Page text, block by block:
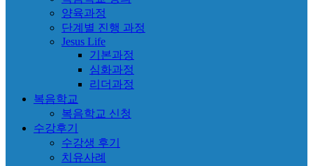
양육과정
단계별 진행 과정
Jesus Life
기본과정
심화과정
리더과정
복음학교
복음학교 신청
수강후기
수강생 후기
치유사례